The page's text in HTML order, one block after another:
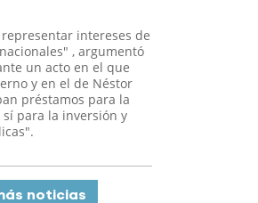
intereses de
, argumentó
un acto en el que
y en el de Néstor
préstamos para la
para la inversión y
noticias